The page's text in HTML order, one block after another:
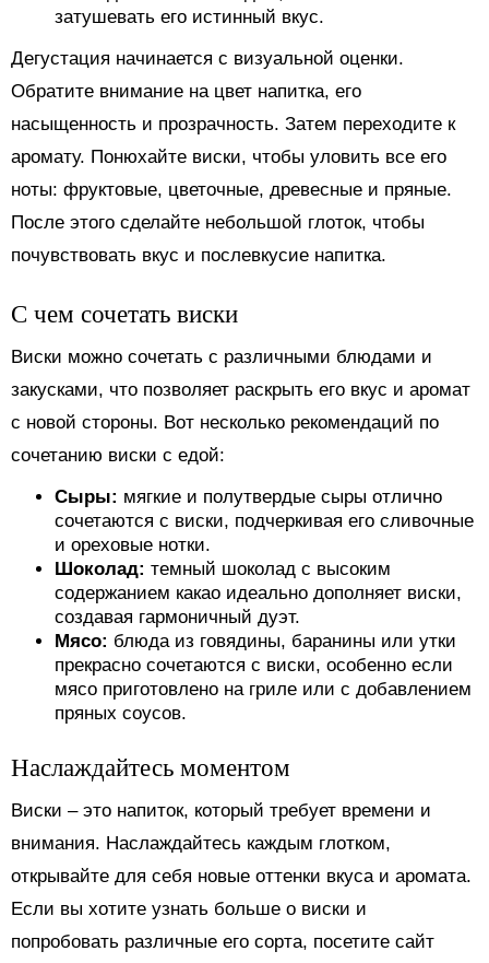
затушевать его истинный вкус.
Дегустация начинается с визуальной оценки.
Обратите внимание на цвет напитка, его
насыщенность и прозрачность. Затем переходите к
аромату. Понюхайте виски, чтобы уловить все его
ноты: фруктовые, цветочные, древесные и пряные.
После этого сделайте небольшой глоток, чтобы
почувствовать вкус и послевкусие напитка.
С чем сочетать виски
Виски можно сочетать с различными блюдами и
закусками, что позволяет раскрыть его вкус и аромат
с новой стороны. Вот несколько рекомендаций по
сочетанию виски с едой:
Сыры: мягкие и полутвердые сыры отлично
сочетаются с виски, подчеркивая его сливочные
и ореховые нотки.
Шоколад: темный шоколад с высоким
содержанием какао идеально дополняет виски,
создавая гармоничный дуэт.
Мясо: блюда из говядины, баранины или утки
прекрасно сочетаются с виски, особенно если
мясо приготовлено на гриле или с добавлением
пряных соусов.
Наслаждайтесь моментом
Виски – это напиток, который требует времени и
внимания. Наслаждайтесь каждым глотком,
открывайте для себя новые оттенки вкуса и аромата.
Если вы хотите узнать больше о виски и
попробовать различные его сорта, посетите сайт